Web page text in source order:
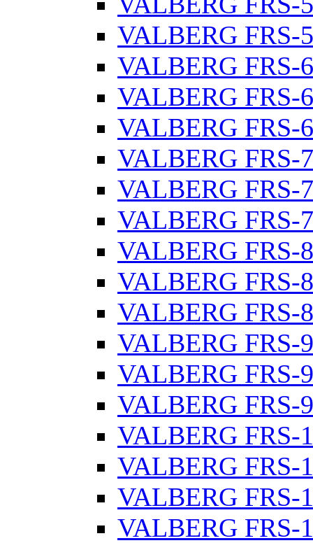
VALBERG FRS-
VALBERG FRS-
VALBERG FRS-
VALBERG FRS-
VALBERG FRS-
VALBERG FRS-
VALBERG FRS-
VALBERG FRS-
VALBERG FRS-
VALBERG FRS-
VALBERG FRS-
VALBERG FRS-
VALBERG FRS-
VALBERG FRS-
VALBERG FRS-
VALBERG FRS-
VALBERG FRS-